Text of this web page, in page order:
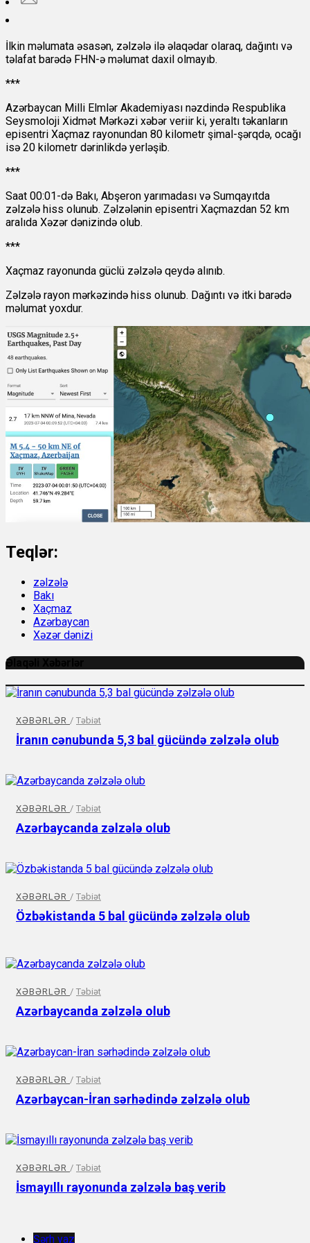
İlkin məlumata əsasən, zəlzələ ilə əlaqədar olaraq, dağıntı və
təlafat barədə FHN-ə məlumat daxil olmayıb.
***
Azərbaycan Milli Elmlər Akademiyası nəzdində Respublika
Seysmoloji Xidmət Mərkəzi xəbər veriir ki, yeraltı təkanların
episentri Xaçmaz rayonundan 80 kilometr şimal-şərqdə, ocağı
isə 20 kilometr dərinlikdə yerləşib.
***
Saat 00:01-də Bakı, Abşeron yarımadası və Sumqayıtda
zəlzələ hiss olunub. Zəlzələnin episentri Xaçmazdan 52 km
aralıda Xəzər dənizində olub.
***
Xaçmaz rayonunda güclü zəlzələ qeydə alınıb.
Zəlzələ rayon mərkəzində hiss olunub. Dağıntı və itki barədə
məlumat yoxdur.
Teqlər:
zəlzələ
Bakı
Xaçmaz
Azərbaycan
Xəzər dənizi
Əlaqəli Xəbərlər
XƏBƏRLƏR / Təbiət
İranın cənubunda 5,3 bal gücündə zəlzələ olub
XƏBƏRLƏR / Təbiət
Azərbaycanda zəlzələ olub
XƏBƏRLƏR / Təbiət
Özbəkistanda 5 bal gücündə zəlzələ olub
XƏBƏRLƏR / Təbiət
Azərbaycanda zəlzələ olub
XƏBƏRLƏR / Təbiət
Azərbaycan-İran sərhədində zəlzələ olub
XƏBƏRLƏR / Təbiət
İsmayıllı rayonunda zəlzələ baş verib
Şərh yaz